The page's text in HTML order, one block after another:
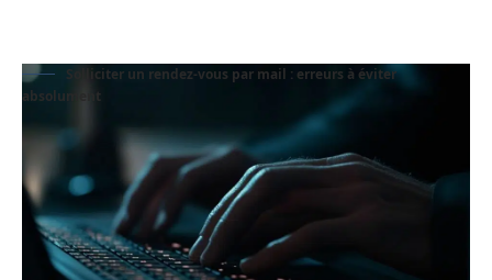
Solliciter un rendez-vous par mail : erreurs à éviter
absolument